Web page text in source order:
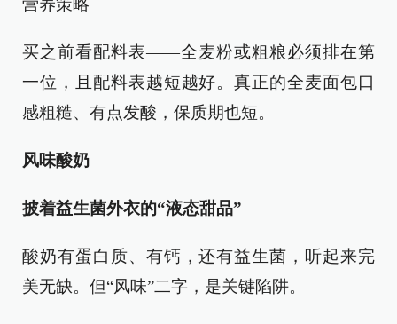
营养策略
买之前看配料表——全麦粉或粗粮必须排在第
一位，且配料表越短越好。真正的全麦面包口
感粗糙、有点发酸，保质期也短。
风味酸奶
披着益生菌外衣的“液态甜品”
酸奶有蛋白质、有钙，还有益生菌，听起来完
美无缺。但“风味”二字，是关键陷阱。